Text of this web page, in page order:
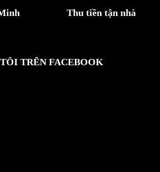
Thu tiền tận nhà
TRÊN FACEBOOK